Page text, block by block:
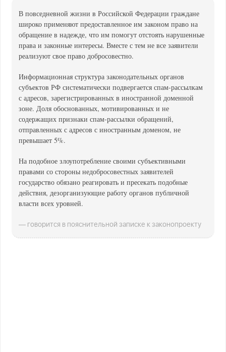
В повседневной жизни в Российской Федерации граждане
широко применяют предоставленное им законом право на
обращение в надежде, что им помогут отстоять нарушенные
права и законные интересы. Вместе с тем не все заявители
реализуют свое право добросовестно.
Информационная структура законодательных органов
субъектов РФ систематически подвергается спам-рассылкам
с адресов, зарегистрированных в иностранной доменной
зоне. Доля обоснованных, мотивированных и не
содержащих признаки спам-рассылки обращений,
отправленных с адресов с иностранным доменом, не
превышает 5%.
На подобное злоупотребление своими субъективными
правами со стороны недобросовестных заявителей
государство обязано реагировать и пресекать подобные
действия, дезорганизующие работу органов публичной
власти всех уровней.
— говорится в пояснительной записке к законопроекту